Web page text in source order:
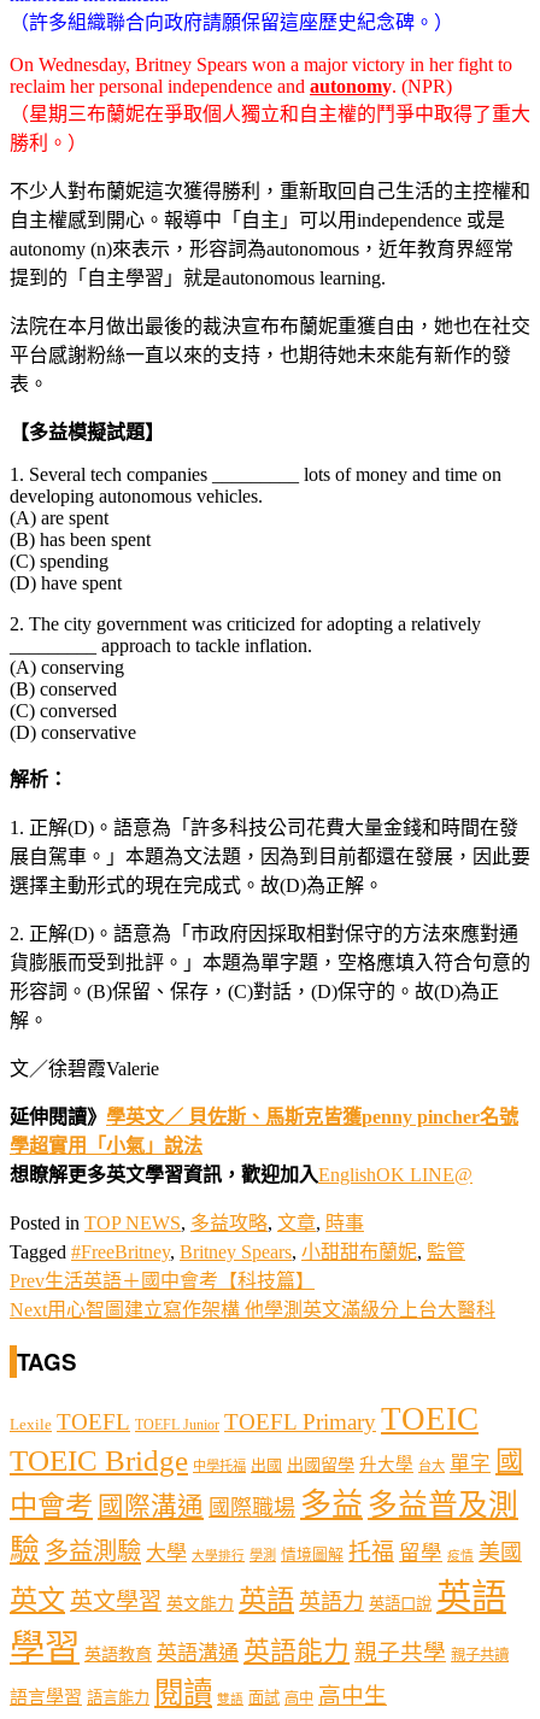
（許多組織聯合向政府請願保留這座歷史紀念碑。）
On Wednesday, Britney Spears won a major victory in her fight to
reclaim her personal independence and autonomy. (NPR)
（星期三布蘭妮在爭取個人獨立和自主權的鬥爭中取得了重大
勝利。）
不少人對布蘭妮這次獲得勝利，重新取回自己生活的主控權和
自主權感到開心。報導中「自主」可以用independence 或是
autonomy (n)來表示，形容詞為autonomous，近年教育界經常
提到的「自主學習」就是autonomous learning.
法院在本月做出最後的裁決宣布布蘭妮重獲自由，她也在社交
平台感謝粉絲一直以來的支持，也期待她未來能有新作的發
表。
【多益模擬試題】
1. Several tech companies _________ lots of money and time on
developing autonomous vehicles.
(A) are spent
(B) has been spent
(C) spending
(D) have spent
2. The city government was criticized for adopting a relatively
_________ approach to tackle inflation.
(A) conserving
(B) conserved
(C) conversed
(D) conservative
解析：
1. 正解(D)。語意為「許多科技公司花費大量金錢和時間在發
展自駕車。」本題為文法題，因為到目前都還在發展，因此要
選擇主動形式的現在完成式。故(D)為正解。
2. 正解(D)。語意為「市政府因採取相對保守的方法來應對通
貨膨脹而受到批評。」本題為單字題，空格應填入符合句意的
形容詞。(B)保留、保存，(C)對話，(D)保守的。故(D)為正
解。
文／徐碧霞Valerie
延伸閱讀》 學英文／ 貝佐斯、馬斯克皆獲penny pincher名號
學超實用「小氣」說法
想瞭解更多英文學習資訊 ， 歡迎加入EnglishOK LINE@
Posted in TOP NEWS, 多益攻略, 文章, 時事
Tagged #FreeBritney, Britney Spears, 小甜甜布蘭妮, 監管
Prev生活英語＋國中會考【科技篇】
Next用心智圖建立寫作架構 他學測英文滿級分上台大醫科
TAGS
Lexile TOEFL TOEFL Junior TOEFL PrimaryTOEIC
TOEIC Bridge 中學托福 出國 出國留學 升大學 台大 單字 國
中會考 國際溝通 國際職場 多益 多益普及測
驗 多益測驗 大學 大學排行 學測 情境圖解 托福 留學 疫情 美國
英文 英文學習 英文能力 英語 英語力 英語口說 英語
學習 英語教育 英語溝通 英語能力 親子共學 親子共讀
語言學習 語言能力 閱讀 雙語 面試 高中 高中生